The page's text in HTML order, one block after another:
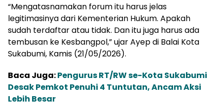
“Mengatasnamakan forum itu harus jelas
legitimasinya dari Kementerian Hukum. Apakah
sudah terdaftar atau tidak. Dan itu juga harus ada
tembusan ke Kesbangpol,” ujar Ayep di Balai Kota
Sukabumi, Kamis (21/05/2026).
Baca Juga:Pengurus RT/RW se-Kota Sukabumi
Desak Pemkot Penuhi 4 Tuntutan, Ancam Aksi
Lebih Besar